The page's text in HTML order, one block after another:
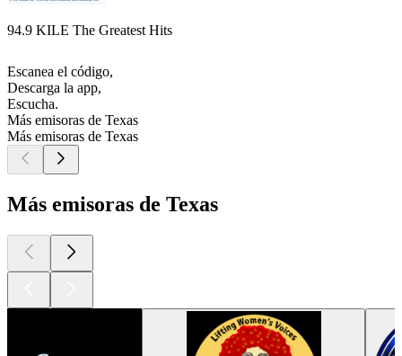
94.9 KILE The Greatest Hits
Escanea el código,
Descarga la app,
Escucha.
Más emisoras de Texas
Más emisoras de Texas
Más emisoras de Texas